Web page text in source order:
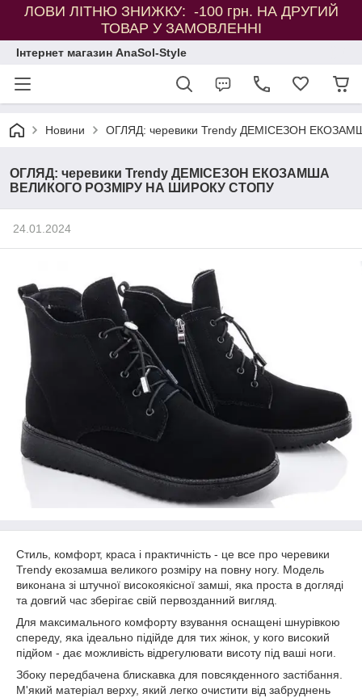
ЛОВИ ЛІТНЮ ЗНИЖКУ: -100 грн. НА ДРУГИЙ
ТОВАР У ЗАМОВЛЕННІ
Інтернет магазин AnaSol-Style
Новини ОГЛЯД: черевики Trendy ДЕМІСЕЗОН
ОГЛЯД: черевики Trendy ДЕМІСЕЗОН ЕКОЗАМША
ВЕЛИКОГО РОЗМІРУ НА ШИРОКУ СТОПУ
24.01.2024
Стиль, комфорт, краса і практичність - це все про черевики
Trendy екозамша великого розміру на повну ногу. Модель
виконана зі штучної високоякісної замші, яка проста в догляді
та довгий час зберігає свій первозданний вигляд.
Для максимального комфорту взування оснащені шнурівкою
спереду, яка ідеально підійде для тих жінок, у кого високий
підйом - дає можливість відрегулювати висоту під ваші ноги.
Збоку передбачена блискавка для повсякденного застібання.
М'який матеріал верху, який легко очистити від забруднень